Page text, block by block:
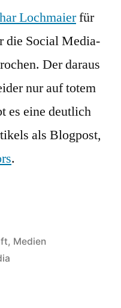
Lochmaierfür
die Social Media-
Der daraus
nur auf totem
es eine deutlich
als Blogpost,
.
, Medien